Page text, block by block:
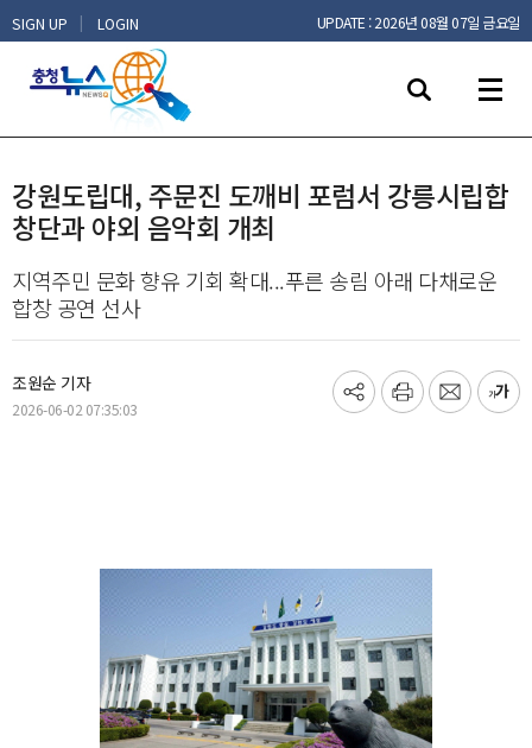
SIGN UP | LOGIN UPDATE : 2026년 08월 07일 금요일
강원도립대, 주문진 도깨비 포럼서 강릉시립합
창단과 야외 음악회 개최
지역주민 문화 향유 기회 확대...푸른 송림 아래 다채로운
합창 공연 선사
조원순 기자
2026-06-02 07:35:03
기
프
메
글